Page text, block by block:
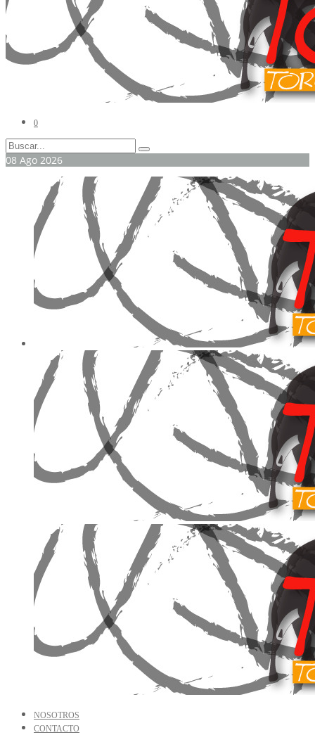
0
08 Ago 2026
NOSOTROS
CONTACTO